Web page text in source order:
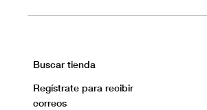
Buscar tienda
Regístrate para recibir
correos